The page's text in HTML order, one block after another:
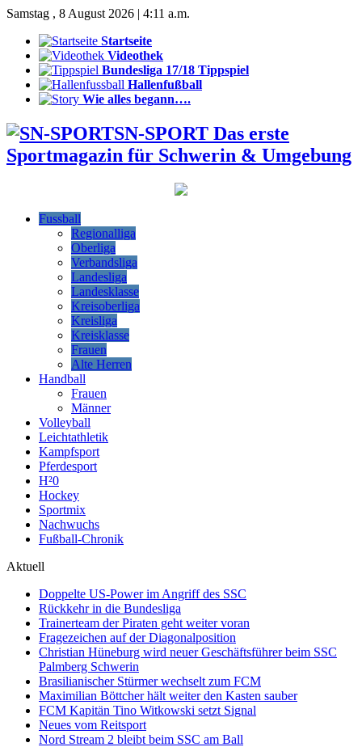
Samstag , 8 August 2026 | 4:11 a.m.
Startseite
Videothek
Bundesliga 17/18 Tippspiel
Hallenfußball
Wie alles begann….
SN-SPORT Das erste
Sportmagazin für Schwerin & Umgebung
Fussball
Regionalliga
Oberliga
Verbandsliga
Landesliga
Landesklasse
Kreisoberliga
Kreisliga
Kreisklasse
Frauen
Alte Herren
Handball
Frauen
Männer
Volleyball
Leichtathletik
Kampfsport
Pferdesport
H²0
Hockey
Sportmix
Nachwuchs
Fußball-Chronik
Aktuell
Doppelte US-Power im Angriff des SSC
Rückkehr in die Bundesliga
Trainerteam der Piraten geht weiter voran
Fragezeichen auf der Diagonalposition
Christian Hüneburg wird neuer Geschäftsführer beim SSC
Palmberg Schwerin
Brasilianischer Stürmer wechselt zum FCM
Maximilian Böttcher hält weiter den Kasten sauber
FCM Kapitän Tino Witkowski setzt Signal
Neues vom Reitsport
Nord Stream 2 bleibt beim SSC am Ball